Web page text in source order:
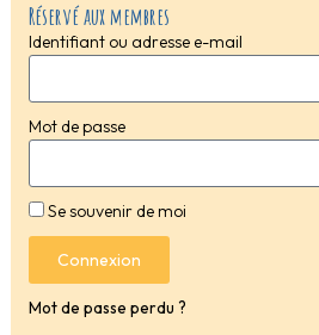
Réservé aux membres
Identifiant ou adresse e-mail
Mot de passe
Se souvenir de moi
Connexion
Mot de passe perdu ?